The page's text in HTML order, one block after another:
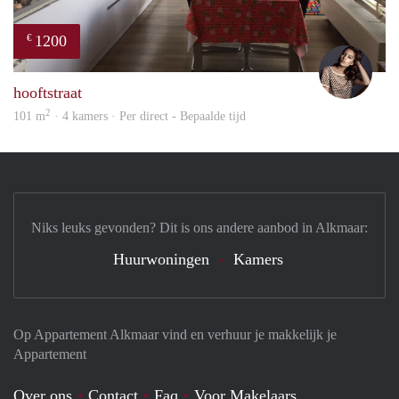
€ 1200
hooftstraat
101 m2 · 4 kamers · Per direct - Bepaalde tijd
Op Appartement Alkmaar vind en verhuur je makkelijk je
Appartement
Over ons Contact Faq Voor Makelaars
Niks leuks gevonden? Dit is ons andere aanbod in Alkmaar:
Huurwoningen Kamers